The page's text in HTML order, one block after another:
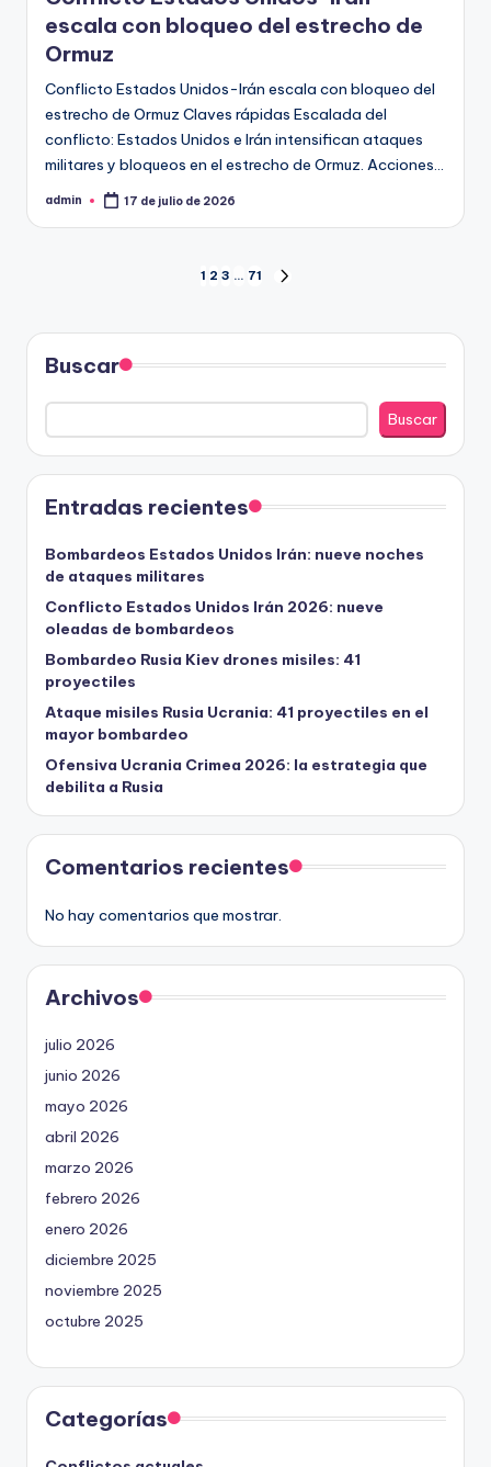
escala con bloqueo del estrecho de
Ormuz
Conflicto Estados Unidos-Irán escala con bloqueo del
estrecho de Ormuz Claves rápidas Escalada del
conflicto: Estados Unidos e Irán intensifican ataques
militares y bloqueos en el estrecho de Ormuz. Acciones…
Publicado
admin 17 de julio de 2026
Paginación
de
entradas
1 2 3 … 71
Buscar
Buscar
Entradas recientes
Bombardeos Estados Unidos Irán: nueve noches
de ataques militares
Conflicto Estados Unidos Irán 2026: nueve
oleadas de bombardeos
Bombardeo Rusia Kiev drones misiles: 41
proyectiles
Ataque misiles Rusia Ucrania: 41 proyectiles en el
mayor bombardeo
Ofensiva Ucrania Crimea 2026: la estrategia que
debilita a Rusia
Comentarios recientes
No hay comentarios que mostrar.
Archivos
julio 2026
junio 2026
mayo 2026
abril 2026
marzo 2026
febrero 2026
enero 2026
diciembre 2025
noviembre 2025
octubre 2025
Categorías